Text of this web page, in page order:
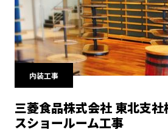
内装工事
三菱食品株式会社 東北支
スショールーム工事